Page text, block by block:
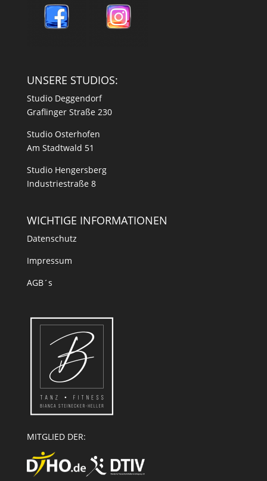
UNSERE STUDIOS:
Studio Deggendorf
Graflinger Straße 230
Studio Osterhofen
Am Stadtwald 51
Studio Hengersberg
Industriestraße 8
WICHTIGE INFORMATIONEN
Datenschutz
Impressum
AGB´s
MITGLIED DER: